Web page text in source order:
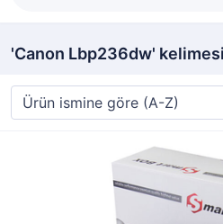
'Canon Lbp236dw'